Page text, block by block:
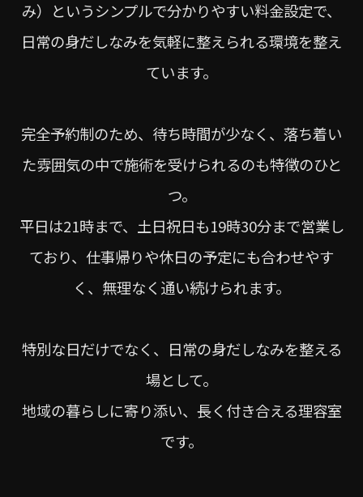
み）というシンプルで分かりやすい料金設定で、
日常の身だしなみを気軽に整えられる環境を整え
ています。
完全予約制のため、待ち時間が少なく、落ち着い
た雰囲気の中で施術を受けられるのも特徴のひと
つ。
平日は21時まで、土日祝日も19時30分まで営業し
ており、仕事帰りや休日の予定にも合わせやす
く、無理なく通い続けられます。
特別な日だけでなく、日常の身だしなみを整える
場として。
地域の暮らしに寄り添い、長く付き合える理容室
です。